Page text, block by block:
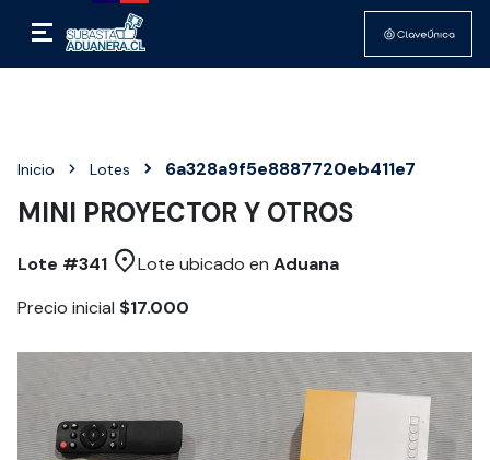
Inicio Lotes 6a328a9f5e8887720eb411e7
MINI PROYECTOR Y OTROS
Lote #341 Lote ubicado en Aduana
Precio inicial $17.000